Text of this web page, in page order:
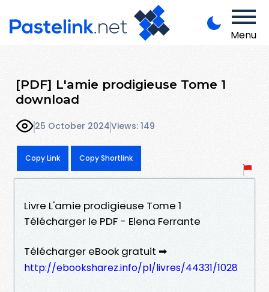
Menu
[PDF] L'amie prodigieuse Tome 1
download
25 October 2024Views: 149
Copy Link Copy Shortlink
Livre L'amie prodigieuse Tome 1
Télécharger le PDF - Elena Ferrante
Télécharger eBook gratuit ➡
http://ebooksharez.info/pl/livres/44331/1028